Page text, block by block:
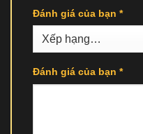
Đánh giá của bạn *
Đánh giá của bạn *